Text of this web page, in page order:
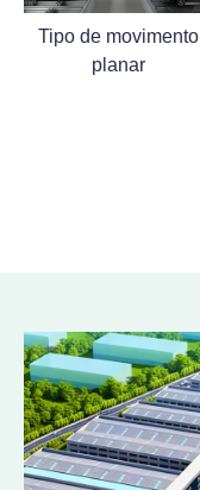
Tipo de movimento
planar